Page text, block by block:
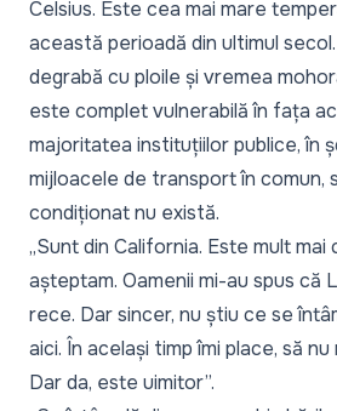
Celsius. Este cea mai mare
această perioadă din ultimul
degrabă cu ploile și vremea
este complet vulnerabilă în fața
majoritatea instituțiilor publice, în
mijloacele de transport în comun,
condiționat nu există.
„Sunt din California. Este mult mai
așteptam. Oamenii mi-au spus că
rece. Dar sincer, nu știu ce se
aici. În același timp îmi place, să
Dar da, este uimitor”.